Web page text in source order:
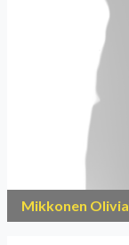
Mikkonen Olivia